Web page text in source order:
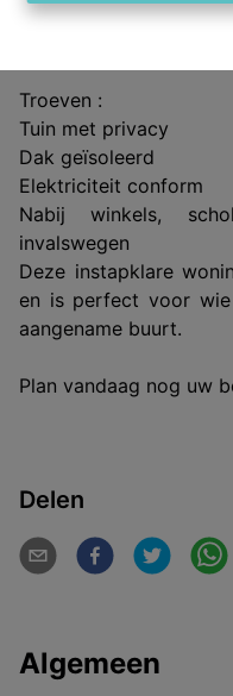
alle nodige comfort.
Troeven :
Tuin met privacy
Dak geïsoleerd
Elektriciteit conform
Nabij winkels,
invalswegen
Deze instapklare
en is perfect voor
aangename buurt.
Plan vandaag nog uw
Delen
Algemeen